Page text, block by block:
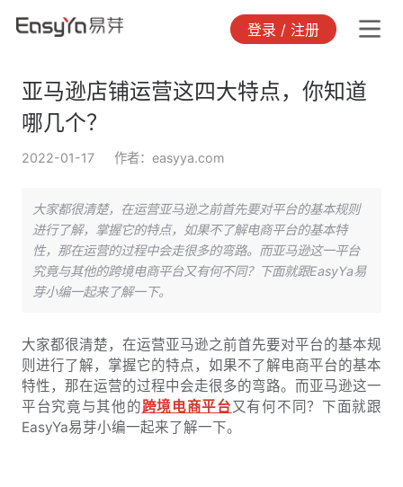
登录 / 注册
亚马逊店铺运营这四大特点，你知道
哪几个？
2022-01-17 作者：easyya.com
大家都很清楚，在运营亚马逊之前首先要对平台的基本规则
进行了解，掌握它的特点，如果不了解电商平台的基本特
性，那在运营的过程中会走很多的弯路。而亚马逊这一平台
究竟与其他的跨境电商平台又有何不同？下面就跟EasyYa易
芽小编一起来了解一下。
大家都很清楚，在运营亚马逊之前首先要对平台的基本规
则进行了解，掌握它的特点，如果不了解电商平台的基本
特性，那在运营的过程中会走很多的弯路。而亚马逊这一
平台究竟与其他的跨境电商平台又有何不同？下面就跟
EasyYa易芽小编一起来了解一下。